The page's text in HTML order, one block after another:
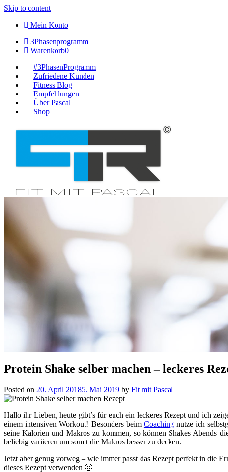
Skip to content
Mein Konto
3Phasenprogramm
Warenkorb0
#3PhasenProgramm
Zufriedene Kunden
Fitness Blog
Empfehlungen
Über Pascal
Shop
Protein Shake selber machen – leckeres
Posted on 20. April 20185. Mai 2019 by Fit mit Pascal
Hallo ihr Lieben, heute gibt’s für euch ein leckeres Rezept und ich
einem intensiven Workout! Besonders beim Coachingnutze ich
seine Kalorien und Makros zu kommen, so können Shakes Abends
beliebig variieren um somit die Makros besser zu decken.
Jetzt aber genug vorweg – wie immer passt das Rezept perfekt in die
dieses Rezept verwenden 🙂